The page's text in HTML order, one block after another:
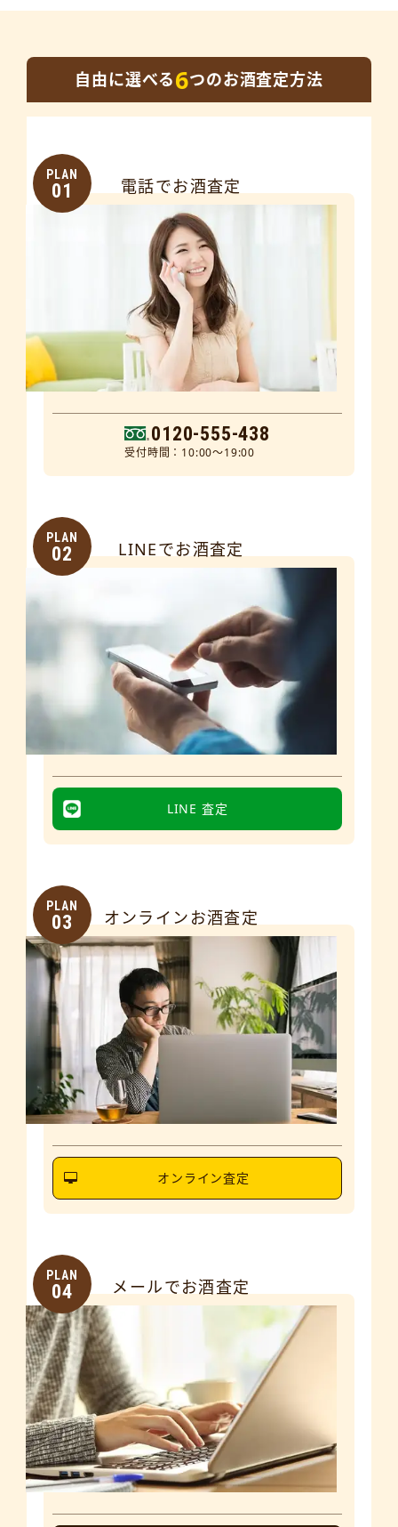
自由に選べる6つのお酒査定方法
PLAN
01 電話でお酒査定
0120-555-438
受付時間：10:00～19:00
PLAN
02 LINEでお酒査定
LINE 査定
PLAN
03 オンラインお酒査定
オンライン査定
PLAN
04 メールでお酒査定